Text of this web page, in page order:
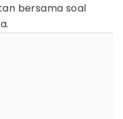
bersama soal